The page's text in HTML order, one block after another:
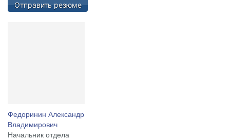
Отправить резюме
Федоринин Александр
Владимирович
Начальник отдела